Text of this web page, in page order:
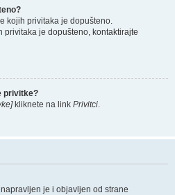
kojih privitaka je dopušteno.
je dopušteno, kontaktirajte
privitke?
kliknete na link Privitci.
je i objavljen od strane